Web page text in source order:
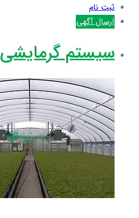
ثبت نام
ارسال آگهی
سیستم گرمایشی